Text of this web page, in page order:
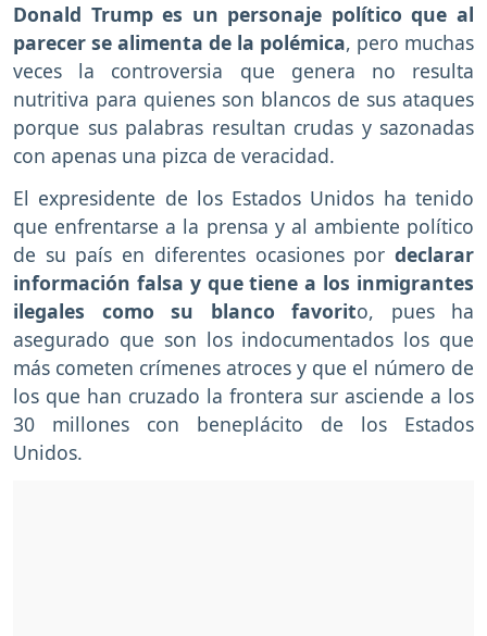
Donald Trump es un personaje político que al
parecer se alimenta de la polémica, pero muchas
veces la controversia que genera no resulta
nutritiva para quienes son blancos de sus ataques
porque sus palabras resultan crudas y sazonadas
con apenas una pizca de veracidad.
El expresidente de los Estados Unidos ha tenido
que enfrentarse a la prensa y al ambiente político
de su país en diferentes ocasiones por declarar
información falsa y que tiene a los inmigrantes
ilegales como su blanco favorito, pues ha
asegurado que son los indocumentados los que
más cometen crímenes atroces y que el número de
los que han cruzado la frontera sur asciende a los
30 millones con beneplácito de los Estados
Unidos.